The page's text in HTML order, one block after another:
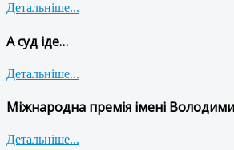
Детальніше...
А суд іде…
Детальніше...
Міжнародна премія імені
Детальніше...